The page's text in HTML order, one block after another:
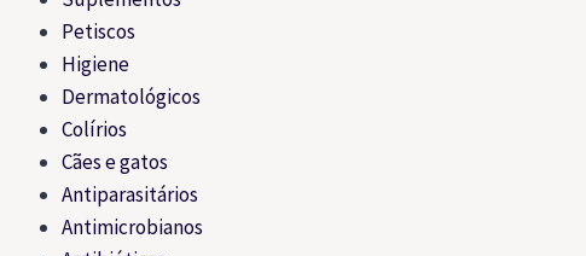
Petiscos
Higiene
Dermatológicos
Colírios
Cães e gatos
Antiparasitários
Antimicrobianos